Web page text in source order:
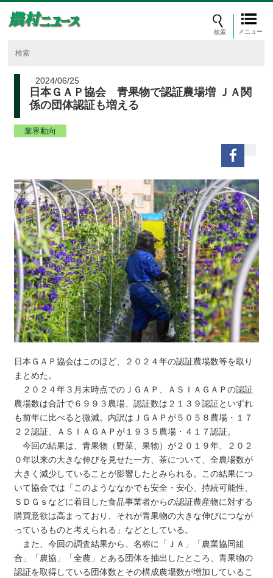
メニュー
2024/06/25
日本ＧＡＰ協会 青果物で認証農場増 ＪＡ関
係の団体認証も増える
業界動向
日本ＧＡＰ協会はこのほど、２０２４年の認証農場数等を取り
まとめた。
２０２４年３月末時点でのＪＧＡＰ、ＡＳＩＡＧＡＰの認証
農場数は合計で６９９３農場、認証数は２１３９認証といずれ
も前年に比べると微減。内訳はＪＧＡＰが５０５８農場・１７
２２認証、ＡＳＩＡＧＡＰが１９３５農場・４１７認証。
今回の結果は、青果物（野菜、果物）が２０１９年、２０２
０年以来の大きな伸びを見せた一方、茶について、全農場数が
大きく減少していることが影響したとみられる。この結果につ
いて協会では「このようななかでも安全・安心、持続可能性、
ＳＤＧｓなどに着目した食品事業者からの認証農産物に対する
購買意欲は高まっており、それが青果物の大きな伸びにつなが
っているものと考えられる」などとしている。
また、今回の調査結果から、名称に「ＪＡ」「農業協同組
合」「農協」「全農」とある団体を抽出したところ、青果物の
認証を取得している団体数とその構成農場数が増加しているこ